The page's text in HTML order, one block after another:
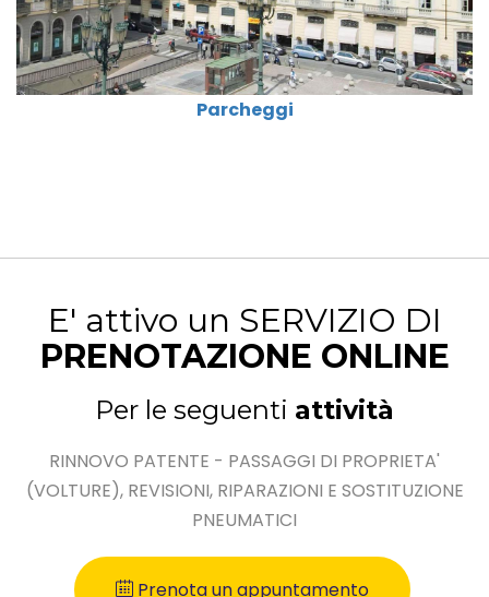
Parcheggi
E' attivo un SERVIZIO DI
PRENOTAZIONE ONLINE
Per le seguenti attività
RINNOVO PATENTE - PASSAGGI DI PROPRIETA'
(VOLTURE), REVISIONI, RIPARAZIONI E SOSTITUZIONE
PNEUMATICI
Prenota un appuntamento